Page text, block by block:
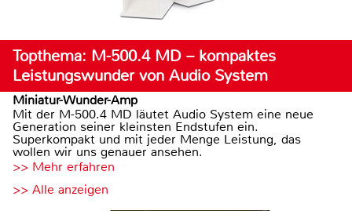
Topthema: M-500.4 MD – kompaktes
Leistungswunder von Audio System
Miniatur-Wunder-Amp
Mit der M-500.4 MD läutet Audio System eine neue
Generation seiner kleinsten Endstufen ein.
Superkompakt und mit jeder Menge Leistung, das
wollen wir uns genauer ansehen.
>> Mehr erfahren
>> Alle anzeigen